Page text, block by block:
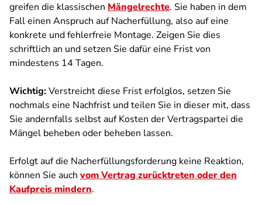
greifen die klassischen Mängelrechte. Sie haben in dem
Fall einen Anspruch auf Nacherfüllung, also auf eine
konkrete und fehlerfreie Montage. Zeigen Sie dies
schriftlich an und setzen Sie dafür eine Frist von
mindestens 14 Tagen.
Wichtig:Verstreicht diese Frist erfolglos, setzen Sie
nochmals eine Nachfrist und teilen Sie in dieser mit, dass
Sie andernfalls selbst auf Kosten der Vertragspartei die
Mängel beheben oder beheben lassen.
Erfolgt auf die Nacherfüllungsforderung keine Reaktion,
können Sie auch vom Vertrag zurücktreten oder den
Kaufpreis mindern.